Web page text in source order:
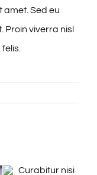
amet. Sed eu
Proin viverra nisl